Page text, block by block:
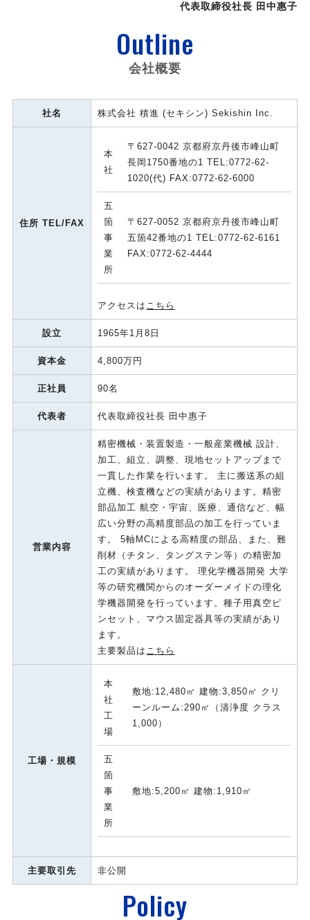
代表取締役社長 田中惠子
Outline
会社概要
社名 株式会社 積進 (セキシン) Sekishin Inc.
住所 TEL/FAX
本
社
〒627-0042 京都府京丹後市峰山町
長岡1750番地の1 TEL:0772-62-
1020(代) FAX:0772-62-6000
五
箇
事
業
所
〒627-0052 京都府京丹後市峰山町
五箇42番地の1 TEL:0772-62-6161
FAX:0772-62-4444
アクセスは こちら
設立 1965年1月8日
資本金 4,800万円
正社員 90名
代表者 代表取締役社長 田中惠子
営業内容
精密機械・装置製造・一般産業機械 設計、
加工、組立、調整、現地セットアップまで
一貫した作業を行います。 主に搬送系の組
立機、検査機などの実績があります。精密
部品加工 航空・宇宙、医療、通信など、幅
広い分野の高精度部品の加工を行っていま
す。 5軸MCによる高精度の部品、また、難
削材（チタン、タングステン等）の精密加
工の実績があります。 理化学機器開発 大学
等の研究機関からのオーダーメイドの理化
学機器開発を行っています。種子用真空ピ
ンセット、マウス固定器具等の実績があり
ます。
主要製品は こちら
工場・規模
本
社
工
場
敷地:12,480㎡ 建物:3,850㎡ クリ
ーンルーム:290㎡（清浄度 クラス
1,000）
五
箇
事
業
所
敷地:5,200㎡ 建物:1,910㎡
主要取引先 非公開
Policy